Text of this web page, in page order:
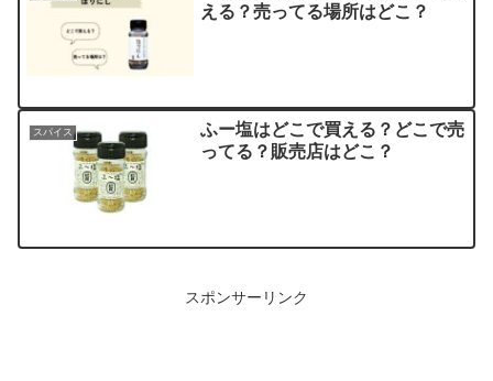
える？売ってる場所はどこ？
スパイス
ふー塩はどこで買える？どこで売
ってる？販売店はどこ？
スポンサーリンク